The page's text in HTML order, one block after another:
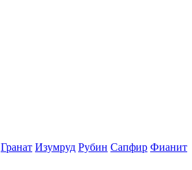
Гранат Изумруд Рубин Сапфир Фианит